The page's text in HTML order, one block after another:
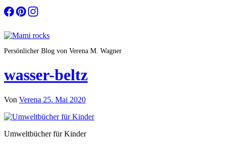
Zum
Inhalt
Persönlicher Blog von Verena M. Wagner
wasser-beltz
Von Verena 25. Mai 2020
Umweltbücher für Kinder